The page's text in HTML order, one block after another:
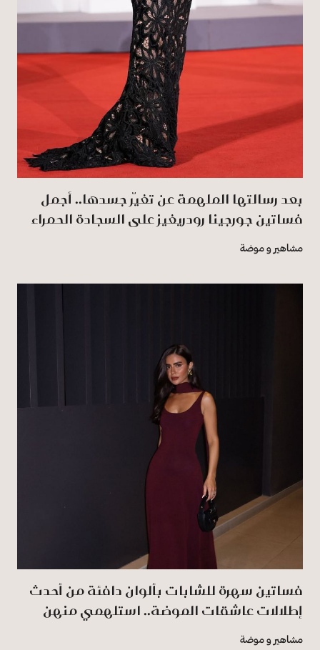
بعد رسالتها الملهمة عن تغيّر جسدها.. أجمل
فساتين جورجينا رودريغيز على السجادة الحمراء
مشاهير و موضة
فساتين سهرة للشابات بألوان دافئة من أحدث
إطلالات عاشقات الموضة.. استلهمي منهن
مشاهير و موضة